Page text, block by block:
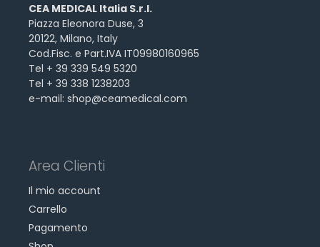
CEA MEDICAL Italia S.r.l.
Piazza Eleonora Duse, 3
20122, Milano, Italy
Cod.Fisc. e Part.IVA IT09980160965
Tel + 39 339 549 5320
Tel + 39 338 1238203
e-mail: shop@ceamedical.com
Area Clienti
Il mio account
Carrello
Pagamento